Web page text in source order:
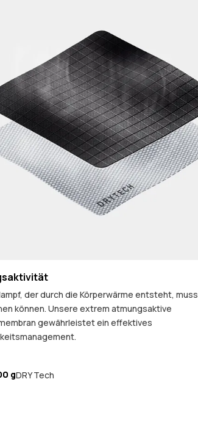
der durch die Körperwärme entsteht, muss
können. Unsere extrem atmungsaktive
gewährleistet ein effektives
gDRY Tech